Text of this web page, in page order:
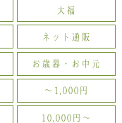
店舗案内
採用情報
大福
ネット通販
お歳暮・お中元
〜1,000円
10,000円〜